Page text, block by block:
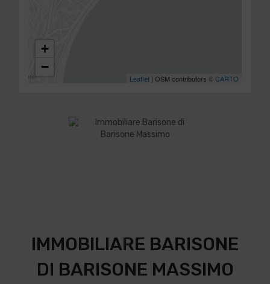
+
−
Leaflet| OSM contributors ©CARTO
IMMOBILIARE BARISONE
DI BARISONE MASSIMO